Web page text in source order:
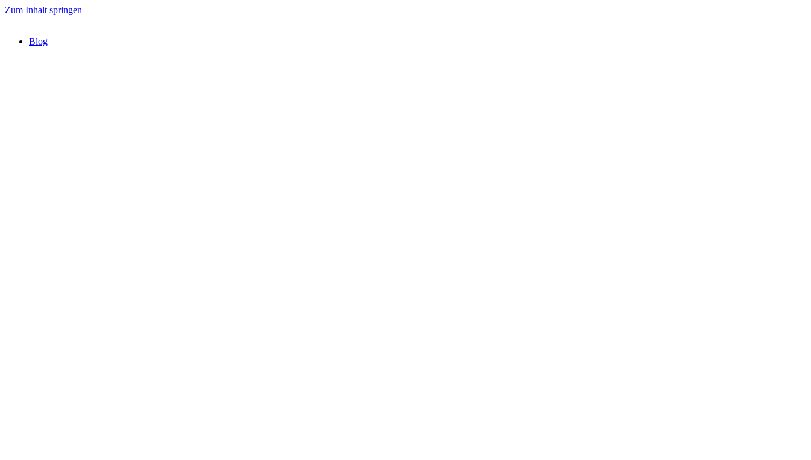
Zum Inhalt springen
Blog